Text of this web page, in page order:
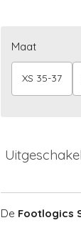
Maat
XS 35-37
De Footlogics